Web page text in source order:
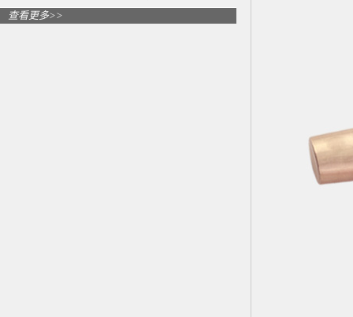
查看更多>>